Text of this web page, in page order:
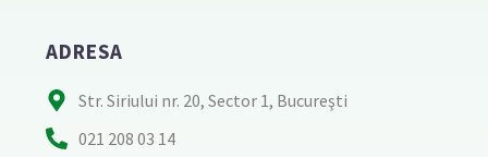
ADRESA
Str. Siriului nr. 20, Sector 1, Bucureşti
021 208 03 14